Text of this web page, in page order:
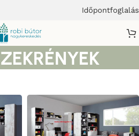
Időpontfoglalás
ENIGMA-